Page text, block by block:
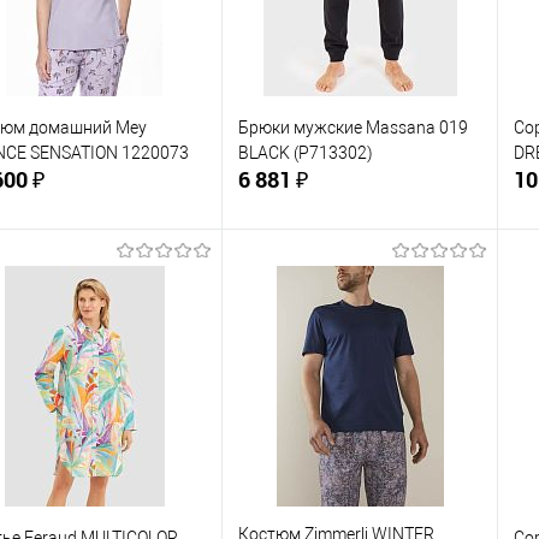
одежды: Размер одежды:
домашний Mey
SENSATION 1220073
₽
В корзину
Купить в 1
В избранное В наличии
одежды:
Брюки мужские Massana 019
BLACK (P713302)
6 881 ₽
В корзину
Купить в 1
Сравнение
В избранное В наличии
Размер одежды:
Костюм Zimmerli WINTER